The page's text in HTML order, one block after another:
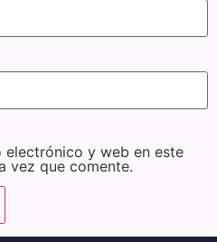
electrónico y web en este
vez que comente.